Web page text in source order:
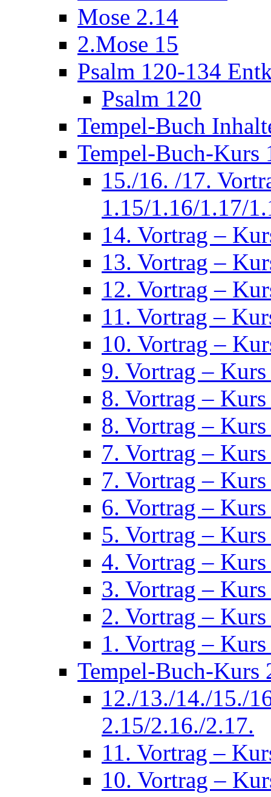
Mose 2.14
2.Mose 15
Psalm 120-134
Psalm 120
Tempel-Buch
Tempel-Buch-Kurs
15./16. /17.
1.15/1.16/1.17/
14. Vortrag –
13. Vortrag –
12. Vortrag –
11. Vortrag –
10. Vortrag –
9. Vortrag –
8. Vortrag –
8. Vortrag –
7. Vortrag –
7. Vortrag –
6. Vortrag –
5. Vortrag –
4. Vortrag –
3. Vortrag –
2. Vortrag –
1. Vortrag –
Tempel-Buch-Kurs
12./13./14./15./
2.15/2.16./2.17.
11. Vortrag –
10. Vortrag –